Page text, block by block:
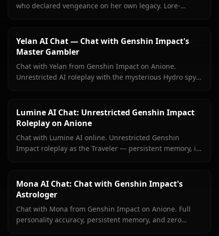
who declared vengeance on her own legacy. Lore-
Yelan AI Chat — Chat with Genshin Impact's
Master Gambler
Chat with Yelan from Genshin Impact on Anione.
Unrestricted AI roleplay with the mysterious Hydro spy
Lumine AI Chat: Unrestricted Genshin Impact
Roleplay on Anione
Chat with Lumine AI online. Unrestricted Genshin
Impact roleplay as the Traveler — persistent memory, in-
Mona AI Chat: Chat with Genshin Impact's
Astrologer
Chat with Mona from Genshin Impact on Anione. Full
personality accuracy, persistent memory, and zero